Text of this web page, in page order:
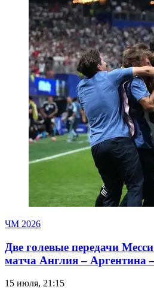
ЧМ 2026
Две голевые передачи
матча Англия – Аргентина
15 июля, 21:15